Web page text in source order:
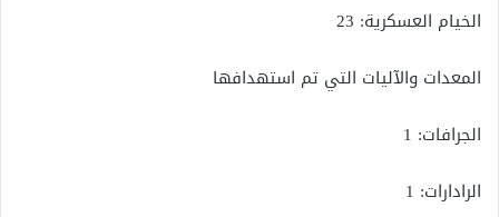
الخيام العسكرية: 23
المعدات والآليات التي تم استهدافها
الجرافات: 1
الرادارات: 1